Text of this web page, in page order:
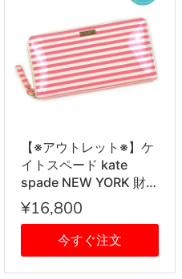
【※アウトレット※】ケ
イトスペード kate
spade NEW YORK 財
布 ボーダー柄ラウンド
ファスナー長財布
PWRU1811 671 LACEY
SEERSUCKER PATENT
FLOPNK+CRM
¥16,800
今すぐ注文